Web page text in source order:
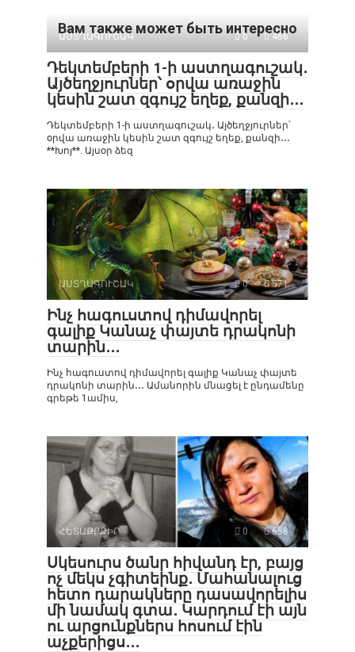
Вам также может быть интересно
ԱՍՏՂԱԳՈՒՇԱԿ 0 466
Դեկտեմբերի 1-ի աստղագուշակ․
Այծեղջյուրներ՝ օրվա առաջին
կեսին շատ զգույշ եղեք, քանզի․․․
Դեկտեմբերի 1-ի աստղագուշակ․ Այծեղջյուրներ՝
օրվա առաջին կեսին շատ զգույշ եղեք, քանզի․․․
**Խոյ**. Այսօր ձեզ
ԱՍՏՂԱԳՈՒՇԱԿ 0 571
Ինչ հագուստով դիմավորել
գալիք Կանաչ փայտե դրակոնի
տարին․․․
Ինչ հագուստով դիմավորել գալիք Կանաչ փայտե
դրակոնի տարին․․․ Ամանորին մնացել է ընդամենը
գրեթե 1ամիս,
ՀԵՏԱՔՐՔԻՐ 0 658
Սկեսուրս ծանր հիվանդ էր, բայց
ոչ մեկս չգիտեինք․ Մահանալուց
հետո դարակները դասավորելիս
մի նամակ գտա․ Կարդում էի այն
ու արցունքներս հոսում էին
աչքերիցս․․․